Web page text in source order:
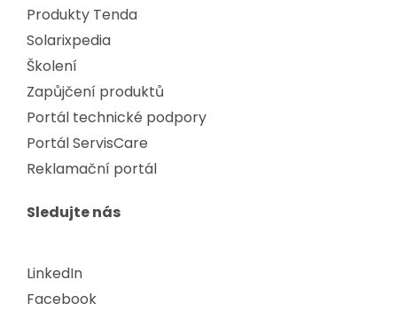
Produkty Tenda
Solarixpedia
Školení
Zapůjčení produktů
Portál technické podpory
Portál ServisCare
Reklamační portál
Sledujte nás
LinkedIn
Facebook